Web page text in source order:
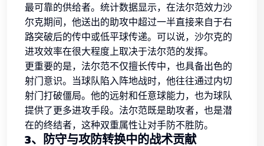
最可靠的供给者。统计数据显示，在法尔范效力沙
尔克期间，他送出的助攻中超过一半直接来自于右
路突破后的传中或低平球传递。可以说，沙尔克的
进攻效率在很大程度上取决于法尔范的发挥。
更重要的是，法尔范不仅擅长传中，也具备出色的
射门意识。当球队陷入阵地战时，他往往通过内切
射门打破僵局。他的远射和任意球能力，也为球队
提供了更多进攻手段。法尔范既是助攻者，也是潜
在的终结者，这种双重属性让对手防不胜防。
3、防守与攻防转换中的战术贡献